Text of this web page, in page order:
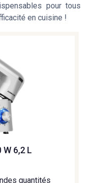
pour tous
en cuisine !
6,2 L
quantités